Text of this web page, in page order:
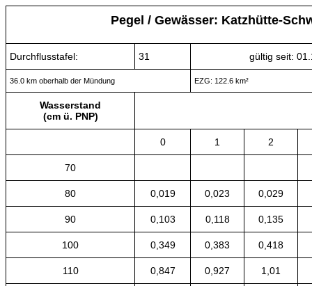
Pegel / Gewässer: Katzhütte-
Durchflusstafel: 31 gültig seit:
36.0 km oberhalb der Mündung EZG: 122.6 km²
Wasserstand
(cm ü. PNP)
0 1 2
70
80 0,019 0,023 0,029
90 0,103 0,118 0,135
100 0,349 0,383 0,418
110 0,847 0,927 1,01